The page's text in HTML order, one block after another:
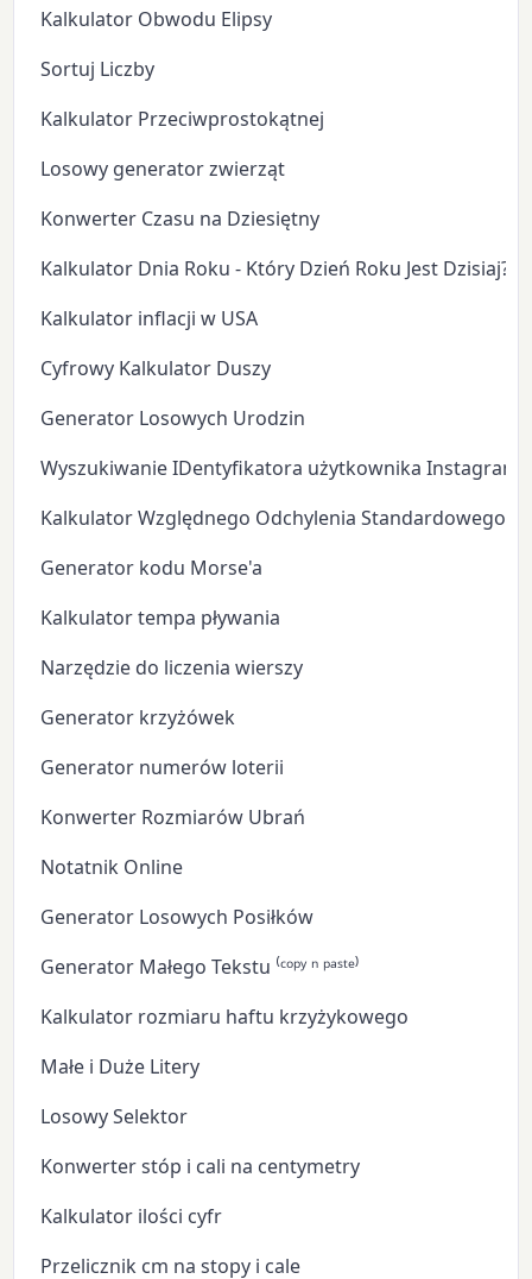
Kalkulator Obwodu Elipsy
Sortuj Liczby
Kalkulator Przeciwprostokątnej
Losowy generator zwierząt
Konwerter Czasu na Dziesiętny
Kalkulator Dnia Roku - Który Dzień Roku Jest Dzisiaj?
Kalkulator inflacji w USA
Cyfrowy Kalkulator Duszy
Generator Losowych Urodzin
Wyszukiwanie IDentyfikatora użytkownika Instagram
Kalkulator Względnego Odchylenia Standardowego
Generator kodu Morse'a
Kalkulator tempa pływania
Narzędzie do liczenia wierszy
Generator krzyżówek
Generator numerów loterii
Konwerter Rozmiarów Ubrań
Notatnik Online
Generator Losowych Posiłków
Generator Małego Tekstu ⁽ᶜᵒᵖʸ ⁿ ᵖᵃˢᵗᵉ⁾
Kalkulator rozmiaru haftu krzyżykowego
Małe i Duże Litery
Losowy Selektor
Konwerter stóp i cali na centymetry
Kalkulator ilości cyfr
Przelicznik cm na stopy i cale